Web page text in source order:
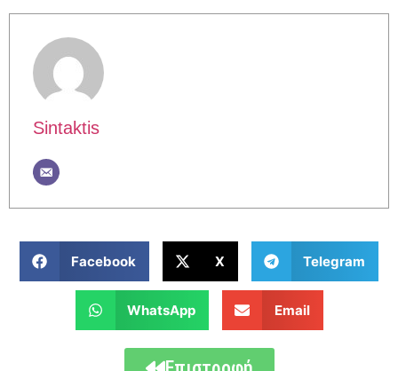
Sintaktis
Facebook X Telegram
WhatsApp Email